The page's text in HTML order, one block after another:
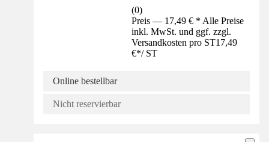
(0)
Preis — 17,49 € * Alle Preise
inkl. MwSt. und ggf. zzgl.
Versandkosten pro ST17,49
€*/ ST
Online bestellbar
Nicht reservierbar